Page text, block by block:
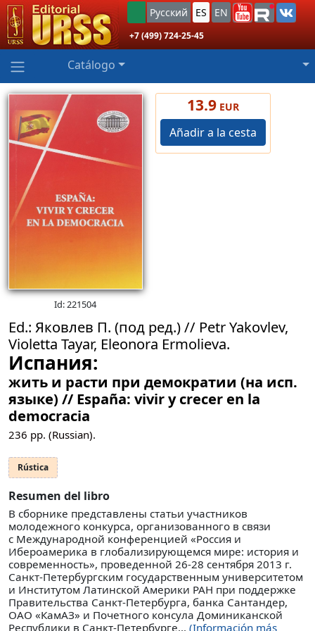
Русский ES EN
+7 (499) 724-25-45
Catálogo
Id: 221504
13.9EUR
Añadir a la cesta
Ed.: Яковлев П. (под ред.) // Petr Yakovlev,
Violetta Tayar, Eleonora Ermolieva.
Испания:
жить и расти при демократии (на исп.
языке) // España: vivir y crecer en la
democracia
236 pp. (Russian).
Rústica
Resumen del libro
В сборнике представлены статьи участников
молодежного конкурса, организованного в связи
с Международной конференцией «Россия и
Ибероамерика в глобализирующемся мире: история и
современность», проведенной 26-28 сентября 2013 г.
Санкт-Петербургским государственным университетом
и Институтом Латинской Америки РАН при поддержке
Правительства Санкт-Петербурга, банка Сантандер,
ОАО «КамАЗ» и Почетного консула Доминиканской
Республики в Санкт-Петербурге... (Información más